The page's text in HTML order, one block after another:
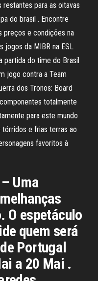
para as oitavas
do brasil . Encontre
preços e condições na
jogos da MIBR na ESL
partida do time do Brasil
jogo contra a Team
dos Tronos: Board
totalmente
para este mundo
e frias terras ao
favoritos à
Uma
O espetáculo
quem será
Portugal
a 20 Mai .